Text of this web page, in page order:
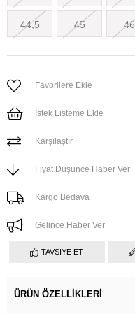
44,5 45 46
Favorilere Ekle
İstek Listeme Ekle
Karşılaştır
Fiyat Düşünce Haber Ver
Kargo Bedava
Gelince Haber Ver
TAVSIYE ET
ÜRÜN ÖZELLIKLERI